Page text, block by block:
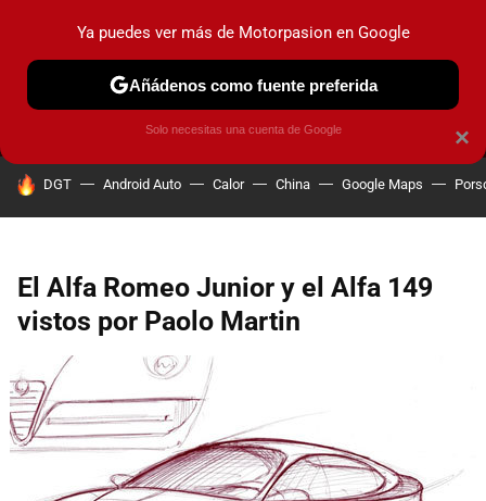
MENÚ NUEVO
COCHES ELÉCTRICOS OBSERVATORIO
HOY SE HABLA DE
DGT Android Auto Calor China Google Maps
El Alfa Romeo Junior y el Alfa 149
vistos por Paolo Martin
×
Ya puedes ver más de Motorpasion en Google
Añádenos como fuente preferida
Solo necesitas una cuenta de Google